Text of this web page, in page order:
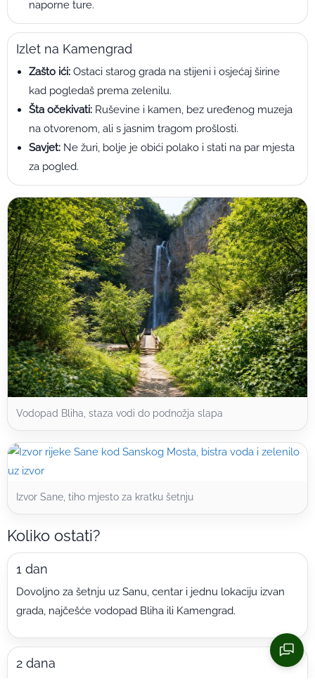
naporne ture.
Izlet na Kamengrad
Zašto ići: Ostaci starog grada na stijeni i osjećaj širine
kad pogledaš prema zelenilu.
Šta očekivati: Ruševine i kamen, bez uređenog muzeja
na otvorenom, ali s jasnim tragom prošlosti.
Savjet: Ne žuri, bolje je obići polako i stati na par mjesta
za pogled.
Vodopad Bliha, staza vodi do podnožja slapa
Izvor Sane, tiho mjesto za kratku šetnju
Koliko ostati?
1 dan
Dovoljno za šetnju uz Sanu, centar i jednu lokaciju izvan
grada, najčešće vodopad Bliha ili Kamengrad.
2 dana